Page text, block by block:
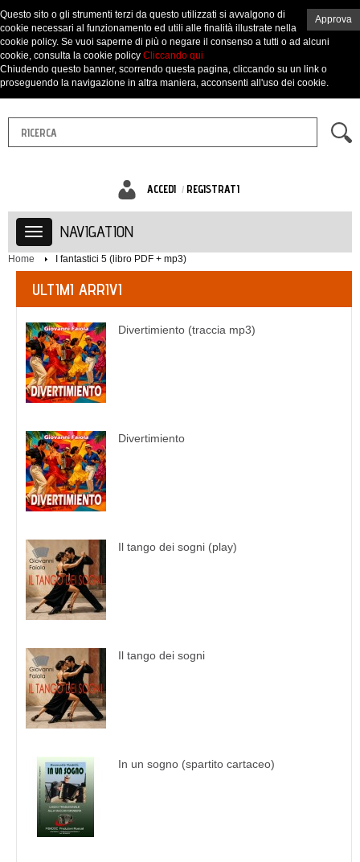
ACCEDI REGISTRATI
NAVIGATION
Home I fantastici 5 (libro PDF + mp3)
ULTIMI ARRIVI
Divertimiento (traccia mp3)
Divertimiento
Il tango dei sogni (play)
Il tango dei sogni
In un sogno (spartito cartaceo)
Approva
Questo sito o gli strumenti terzi da questo utilizzati si avvalgono di
cookie necessari al funzionamento ed utili alle finalità illustrate nella
cookie policy. Se vuoi saperne di più o negare il consenso a tutti o ad alcuni
cookie, consulta la cookie policy Cliccando qui
Chiudendo questo banner, scorrendo questa pagina, cliccando su un link o
proseguendo la navigazione in altra maniera, acconsenti all'uso dei cookie.